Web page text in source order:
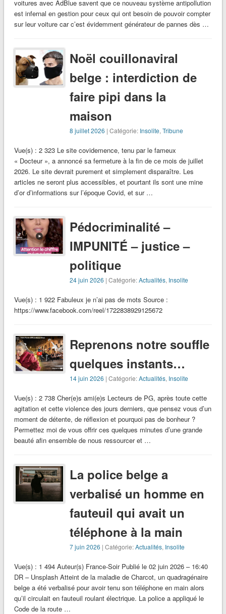
voitures avec AdBlue savent que ce nouveau système antipollution
est infernal en gestion pour ceux qui ont besoin de pouvoir compter
sur leur voiture car c’est évidemment générateur de pannes dès …
Noël couillonaviral
belge : interdiction de
faire pipi dans la
maison
8 juillet 2026 | Catégorie: Insolite,Tribune
Vue(s) : 2 323 Le site covidemence, tenu par le fameux
« Docteur », a annoncé sa fermeture à la fin de ce mois de juillet
2026. Le site devrait purement et simplement disparaître. Les
articles ne seront plus accessibles, et pourtant ils sont une mine
d’or d’informations sur l’époque Covid, et sur …
Pédocriminalité –
IMPUNITÉ – justice –
politique
24 juin 2026 | Catégorie:Actualités, Insolite
Vue(s) : 1 922 Fabuleux je n’ai pas de mots Source :
https://www.facebook.com/reel/1722838929125672
Reprenons notre souffle
quelques instants…
14 juin 2026 | Catégorie:Actualités, Insolite
Vue(s) : 2 738 Cher(e)s ami(e)s Lecteurs de PG, après toute cette
agitation et cette violence des jours derniers, que pensez vous d’un
moment de détente, de réflexion et pourquoi pas de bonheur ?
Permettez moi de vous offrir ces quelques minutes d’une grande
beauté afin ensemble de nous ressourcer et …
La police belge a
verbalisé un homme en
fauteuil qui avait un
téléphone à la main
7 juin 2026 | Catégorie:Actualités, Insolite
Vue(s) : 1 494 Auteur(s) France-Soir Publié le 02 juin 2026 – 16:40
DR – Unsplash Atteint de la maladie de Charcot, un quadragénaire
belge a été verbalisé pour avoir tenu son téléphone en main alors
qu’il circulait en fauteuil roulant électrique. La police a appliqué le
Code de la route …